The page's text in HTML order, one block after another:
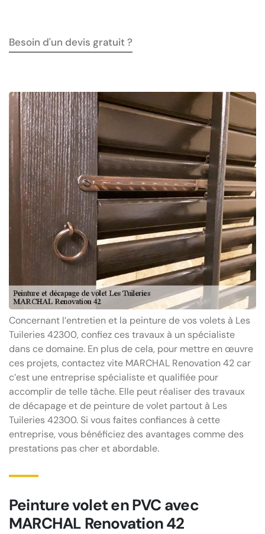
Besoin d'un devis gratuit ?
Concernant l’entretien et la peinture de vos volets à Les
Tuileries 42300, confiez ces travaux à un spécialiste
dans ce domaine. En plus de cela, pour mettre en œuvre
ces projets, contactez vite MARCHAL Renovation 42 car
c’est une entreprise spécialiste et qualifiée pour
accomplir de telle tâche. Elle peut réaliser des travaux
de décapage et de peinture de volet partout à Les
Tuileries 42300. Si vous faites confiances à cette
entreprise, vous bénéficiez des avantages comme des
prestations pas cher et abordable.
Peinture volet en PVC avec
MARCHAL Renovation 42